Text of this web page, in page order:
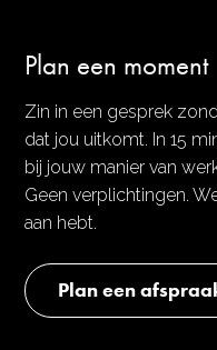
Plan een moment
Zin in een gesprek
dat jou uitkomt. In 15
bij jouw manier van
Geen verplichtingen.
aan hebt.
Plan een